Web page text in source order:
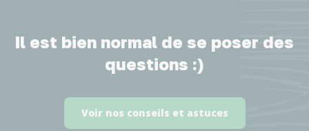
Il est bien normal de se poser des
questions :)
Voir nos conseils et astuces